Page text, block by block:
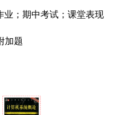
业；期中考试；课堂表现
加题